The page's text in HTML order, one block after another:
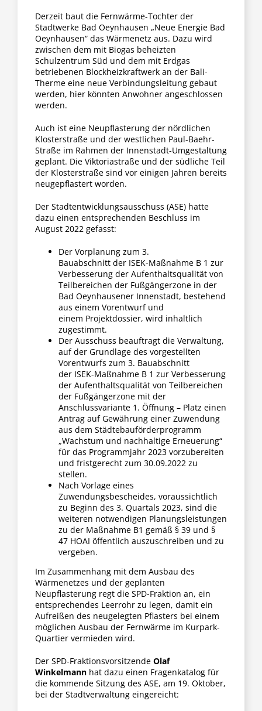
Kreistag
Termine
Kontakt
Derzeit baut die Fernwärme-Tochter der
Stadtwerke Bad Oeynhausen „Neue Energie Bad
Oeynhausen“ das Wärmenetz aus. Dazu wird
zwischen dem mit Biogas beheizten
Schulzentrum Süd und dem mit Erdgas
betriebenen Blockheizkraftwerk an der Bali-
Therme eine neue Verbindungsleitung gebaut
werden, hier könnten Anwohner angeschlossen
werden.
Auch ist eine Neupflasterung der nördlichen
Klosterstraße und der westlichen Paul-Baehr-
Straße im Rahmen der Innenstadt-Umgestaltung
geplant. Die Viktoriastraße und der südliche Teil
der Klosterstraße sind vor einigen Jahren bereits
neugepflastert worden.
Der Stadtentwicklungsausschuss (ASE) hatte
dazu einen entsprechenden Beschluss im
August 2022 gefasst:
Der Vorplanung zum 3.
Bauabschnitt der ISEK-Maßnahme B 1 zur
Verbesserung der Aufenthaltsqualität von
Teilbereichen der Fußgängerzone in der
Bad Oeynhausener Innenstadt, bestehend
aus einem Vorentwurf und
einem Projektdossier, wird inhaltlich
zugestimmt.
Der Ausschuss beauftragt die Verwaltung,
auf der Grundlage des vorgestellten
Vorentwurfs zum 3. Bauabschnitt
der ISEK-Maßnahme B 1 zur Verbesserung
der Aufenthaltsqualität von Teilbereichen
der Fußgängerzone mit der
Anschlussvariante 1. Öffnung – Platz einen
Antrag auf Gewährung einer Zuwendung
aus dem Städtebauförderprogramm
„Wachstum und nachhaltige Erneuerung“
für das Programmjahr 2023 vorzubereiten
und fristgerecht zum 30.09.2022 zu
stellen.
Nach Vorlage eines
Zuwendungsbescheides, voraussichtlich
zu Beginn des 3. Quartals 2023, sind die
weiteren notwendigen Planungsleistungen
zu der Maßnahme B1 gemäß § 39 und §
47 HOAI öffentlich auszuschreiben und zu
vergeben.
Im Zusammenhang mit dem Ausbau des
Wärmenetzes und der geplanten
Neupflasterung regt die SPD-Fraktion an, ein
entsprechendes Leerrohr zu legen, damit ein
Aufreißen des neugelegten Pflasters bei einem
möglichen Ausbau der Fernwärme im Kurpark-
Quartier vermieden wird.
Der SPD-Fraktionsvorsitzende Olaf
Winkelmann hat dazu einen Fragenkatalog für
die kommende Sitzung des ASE, am 19. Oktober,
bei der Stadtverwaltung eingereicht: